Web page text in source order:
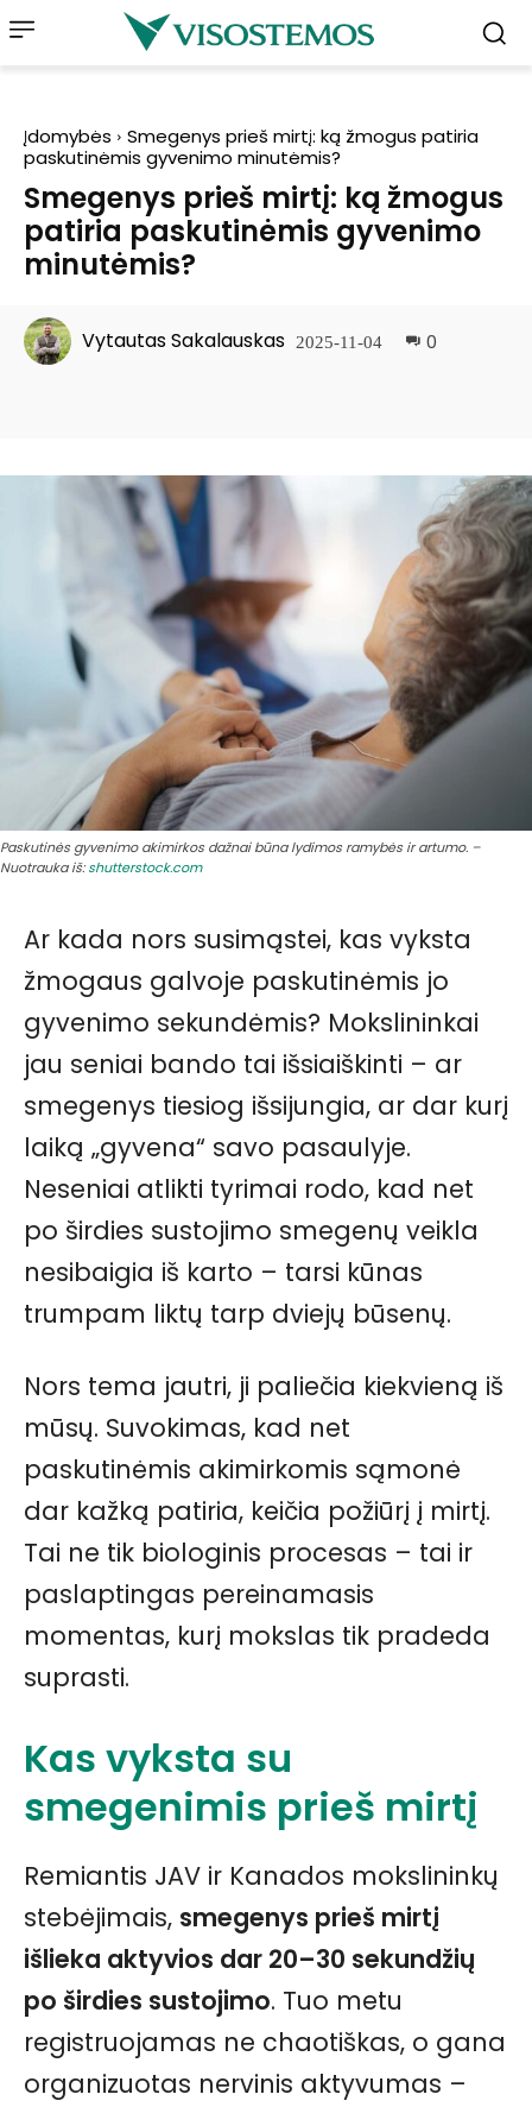
Įdomybės
Smegenys prieš mirtį: ką žmogus patiria
paskutinėmis gyvenimo minutėmis?
Smegenys prieš mirtį: ką žmogus
patiria paskutinėmis gyvenimo
minutėmis?
Vytautas Sakalauskas 2025-11-04 0
Paskutinės gyvenimo akimirkos dažnai būna lydimos ramybės ir artumo. –
Nuotrauka iš:shutterstock.com
Ar kada nors susimąstei, kas vyksta
žmogaus galvoje paskutinėmis jo
gyvenimo sekundėmis? Mokslininkai
jau seniai bando tai išsiaiškinti – ar
smegenys tiesiog išsijungia, ar dar kurį
laiką „gyvena“ savo pasaulyje.
Neseniai atlikti tyrimai rodo, kad net
po širdies sustojimo smegenų veikla
nesibaigia iš karto – tarsi kūnas
trumpam liktų tarp dviejų būsenų.
Nors tema jautri, ji paliečia kiekvieną iš
mūsų. Suvokimas, kad net
paskutinėmis akimirkomis sąmonė
dar kažką patiria, keičia požiūrį į mirtį.
Tai ne tik biologinis procesas – tai ir
paslaptingas pereinamasis
momentas, kurį mokslas tik pradeda
suprasti.
Kas vyksta su
smegenimis prieš mirtį
Remiantis JAV ir Kanados mokslininkų
stebėjimais, smegenys prieš mirtį
išlieka aktyvios dar 20–30 sekundžių
po širdies sustojimo. Tuo metu
registruojamas ne chaotiškas, o gana
organizuotas nervinis aktyvumas –